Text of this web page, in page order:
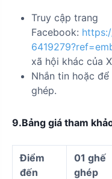
Truy cập trang
Facebook:
xã hội khác của
Nhắn tin hoặc
ghép.
9.Bảng giá tham
Điểm
đến
01 ghế
ghép